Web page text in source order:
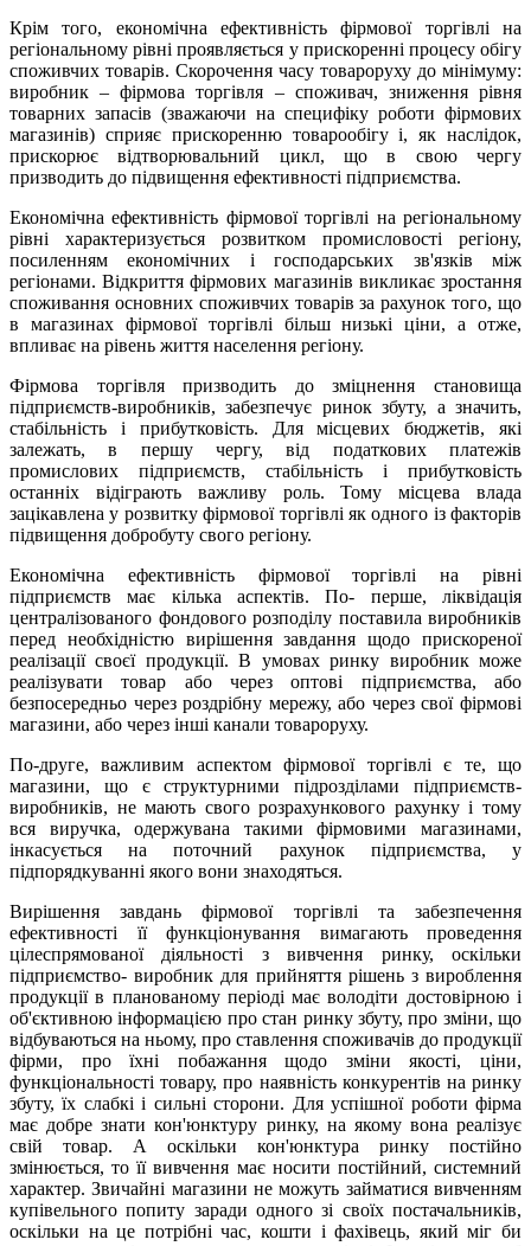
Крім того, економічна ефективність фірмової торгівлі на
регіональному рівні проявляється у прискоренні процесу обігу
споживчих товарів. Скорочення часу товароруху до мінімуму:
виробник – фірмова торгівля – споживач, зниження рівня
товарних запасів (зважаючи на специфіку роботи фірмових
магазинів) сприяє прискоренню товарообігу і, як наслідок,
прискорює відтворювальний цикл, що в свою чергу
призводить до підвищення ефективності підприємства.
Економічна ефективність фірмової торгівлі на регіональному
рівні характеризується розвитком промисловості регіону,
посиленням економічних і господарських зв'язків між
регіонами. Відкриття фірмових магазинів викликає зростання
споживання основних споживчих товарів за рахунок того, що
в магазинах фірмової торгівлі більш низькі ціни, а отже,
впливає на рівень життя населення регіону.
Фірмова торгівля призводить до зміцнення становища
підприємств-виробників, забезпечує ринок збуту, а значить,
стабільність і прибутковість. Для місцевих бюджетів, які
залежать, в першу чергу, від податкових платежів
промислових підприємств, стабільність і прибутковість
останніх відіграють важливу роль. Тому місцева влада
зацікавлена у розвитку фірмової торгівлі як одного із факторів
підвищення добробуту свого регіону.
Економічна ефективність фірмової торгівлі на рівні
підприємств має кілька аспектів. По- перше, ліквідація
централізованого фондового розподілу поставила виробників
перед необхідністю вирішення завдання щодо прискореної
реалізації своєї продукції. В умовах ринку виробник може
реалізувати товар або через оптові підприємства, або
безпосередньо через роздрібну мережу, або через свої фірмові
магазини, або через інші канали товароруху.
По-друге, важливим аспектом фірмової торгівлі є те, що
магазини, що є структурними підрозділами підприємств-
виробників, не мають свого розрахункового рахунку і тому
вся виручка, одержувана такими фірмовими магазинами,
інкасується на поточний рахунок підприємства, у
підпорядкуванні якого вони знаходяться.
Вирішення завдань фірмової торгівлі та забезпечення
ефективності її функціонування вимагають проведення
цілеспрямованої діяльності з вивчення ринку, оскільки
підприємство- виробник для прийняття рішень з вироблення
продукції в планованому періоді має володіти достовірною і
об'єктивною інформацією про стан ринку збуту, про зміни, що
відбуваються на ньому, про ставлення споживачів до продукції
фірми, про їхні побажання щодо зміни якості, ціни,
функціональності товару, про наявність конкурентів на ринку
збуту, їх слабкі і сильні сторони. Для успішної роботи фірма
має добре знати кон'юнктуру ринку, на якому вона реалізує
свій товар. А оскільки кон'юнктура ринку постійно
змінюється, то її вивчення має носити постійний, системний
характер. Звичайні магазини не можуть займатися вивченням
купівельного попиту заради одного зі своїх постачальників,
оскільки на це потрібні час, кошти і фахівець, який міг би